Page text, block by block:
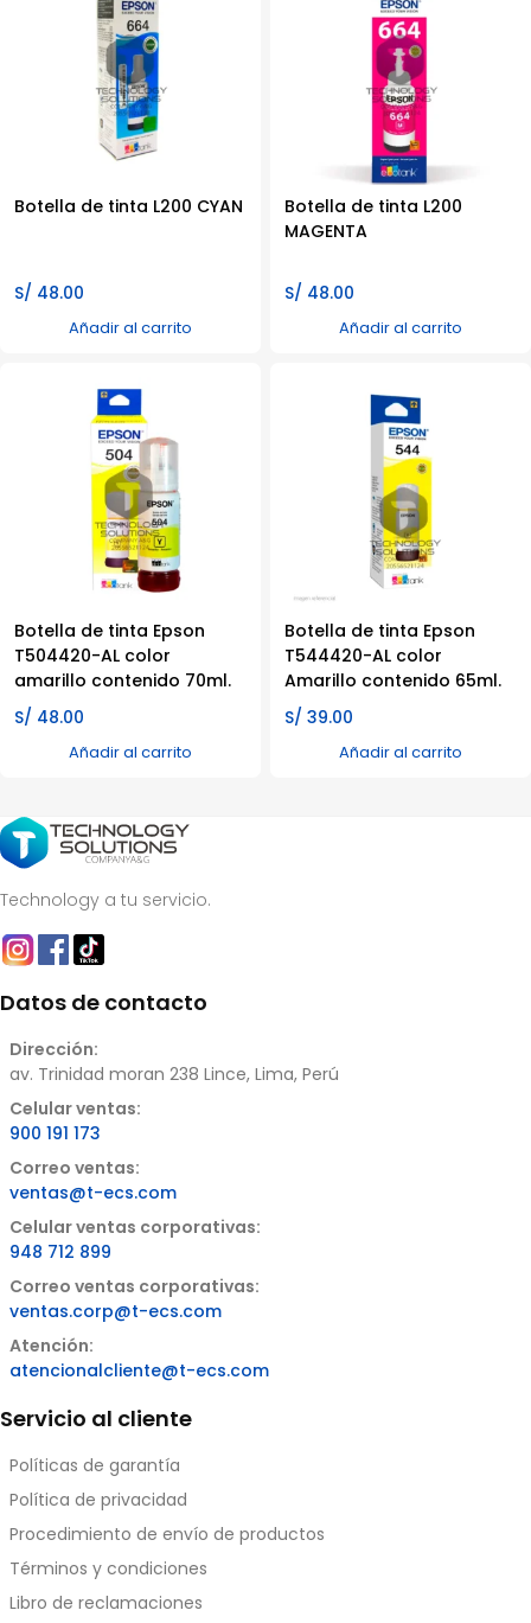
Botella de tinta L200 CYAN
S/ 48.00
Añadir al carrito
Botella de tinta L200
MAGENTA
S/ 48.00
Añadir al carrito
Botella de tinta Epson
T504420-AL color
amarillo contenido 70ml.
S/ 48.00
Añadir al carrito
Botella de tinta Epson
T544420-AL color
Amarillo contenido 65ml.
S/ 39.00
Añadir al carrito
Technology a tu servicio.
Datos de contacto
Dirección:
av. Trinidad moran 238 Lince, Lima, Perú
Celular ventas:
900 191 173
Correo ventas:
ventas@t-ecs.com
Celular ventas corporativas:
948 712 899
Correo ventas corporativas:
ventas.corp@t-ecs.com
Atención:
atencionalcliente@t-ecs.com
Servicio al cliente
Políticas de garantía
Política de privacidad
Procedimiento de envío de productos
Términos y condiciones
Libro de reclamaciones